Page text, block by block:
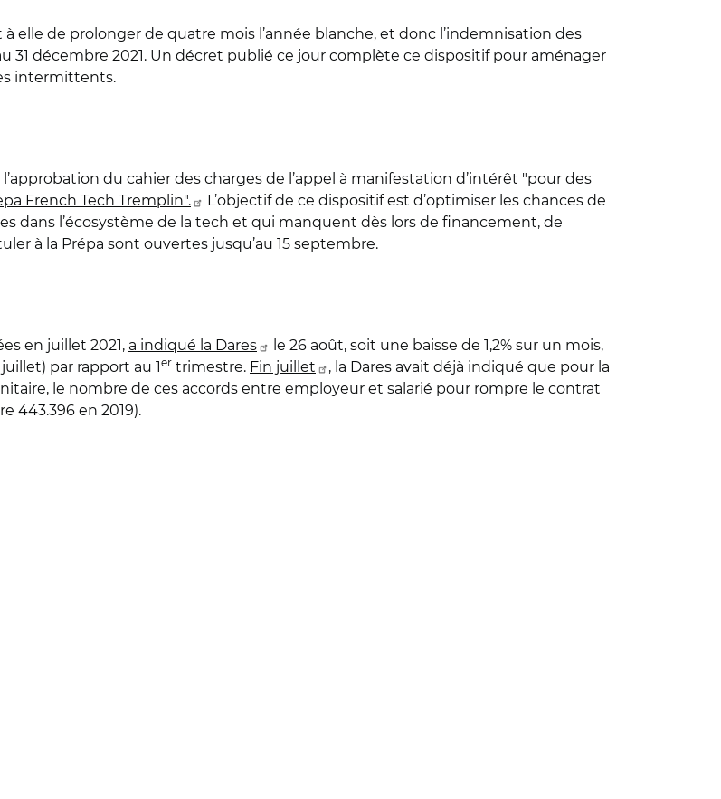
elle de prolonger de quatre mois l’année blanche, et donc l’indemnisation des
31 décembre 2021. Un décret publié ce jour complète ce dispositif pour aménager
intermittents.
l’approbation du cahier des charges de l’appel à manifestation d’intérêt "pour des
French Tech Tremplin".
L’objectif de ce dispositif est d’optimiser les chances de
dans l’écosystème de la tech et qui manquent dès lors de financement, de
à la Prépa sont ouvertes jusqu’au 15 septembre.
en juillet 2021, a indiqué la Dares
le 26 août, soit une baisse de 1,2% sur un mois,
par rapport au 1er trimestre. Fin juillet
, la Dares avait déjà indiqué que pour la
le nombre de ces accords entre employeur et salarié pour rompre le contrat
443.396 en 2019).